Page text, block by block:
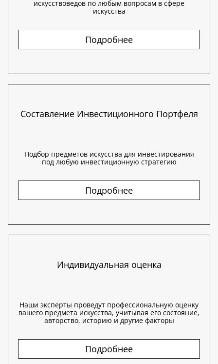
искусствоведов по любым вопросам в сфере
искусства
Подробнее
Составление Инвестиционного Портфеля
Подбор предметов искусства для инвестирования
под любую инвестиционную стратегию
Подробнее
Индивидуальная оценка
Наши эксперты проведут профессиональную оценку
вашего предмета искусства, учитывая его состояние,
авторство, историю и другие факторы
Подробнее